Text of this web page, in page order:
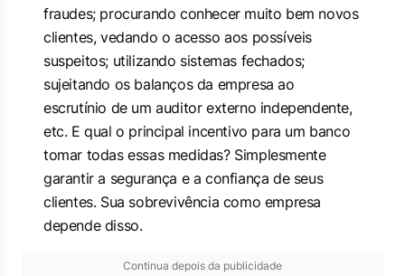
fraudes; procurando conhecer muito bem novos
clientes, vedando o acesso aos possíveis
suspeitos; utilizando sistemas fechados;
sujeitando os balanços da empresa ao
escrutínio de um auditor externo independente,
etc. E qual o principal incentivo para um banco
tomar todas essas medidas? Simplesmente
garantir a segurança e a confiança de seus
clientes. Sua sobrevivência como empresa
depende disso.
Continua depois da publicidade